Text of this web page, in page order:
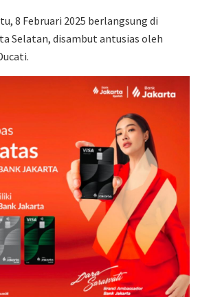
8 Februari 2025 berlangsung di
Selatan, disambut antusias oleh